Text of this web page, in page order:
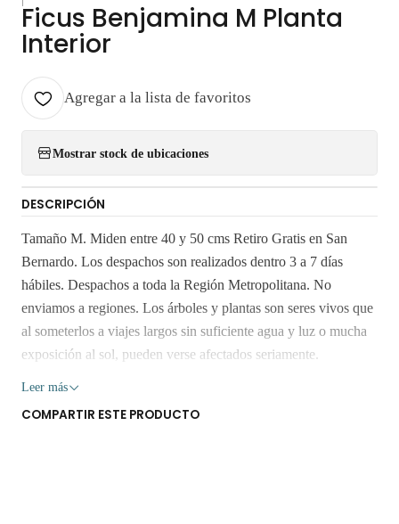
Ficus Benjamina M Planta
Interior
Agregar a la lista de favoritos
Mostrar stock de ubicaciones
DESCRIPCIÓN
Tamaño M. Miden entre 40 y 50 cms Retiro Gratis en San
Bernardo. Los despachos son realizados dentro 3 a 7 días
hábiles. Despachos a toda la Región Metropolitana. No
enviamos a regiones. Los árboles y plantas son seres vivos que
al someterlos a viajes largos sin suficiente agua y luz o mucha
exposición al sol, pueden verse afectados seriamente.
Leer más
COMPARTIR ESTE PRODUCTO